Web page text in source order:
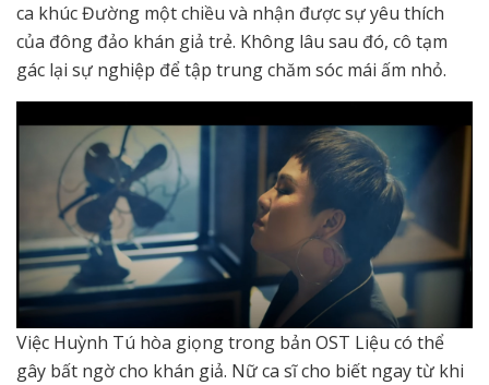
ca khúc Đường một chiều và nhận được sự yêu thích
của đông đảo khán giả trẻ. Không lâu sau đó, cô tạm
gác lại sự nghiệp để tập trung chăm sóc mái ấm nhỏ.
Việc Huỳnh Tú hòa giọng trong bản OST Liệu có thể
gây bất ngờ cho khán giả. Nữ ca sĩ cho biết ngay từ khi